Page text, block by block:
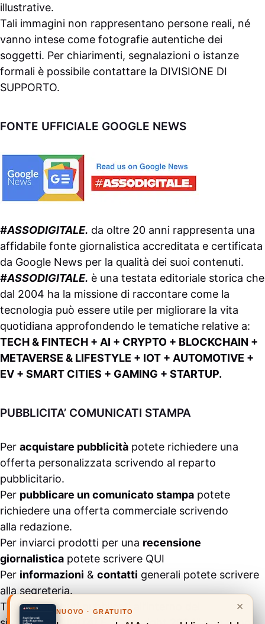
illustrative.
Tali immagini non rappresentano persone reali, né
vanno intese come fotografie autentiche dei
soggetti. Per chiarimenti, segnalazioni o istanze
formali è possibile contattare la DIVISIONE DI
SUPPORTO.
FONTE UFFICIALE GOOGLE NEWS
#ASSODIGITALE. da oltre 20 anni rappresenta una
affidabile fonte giornalistica accreditata e certificata
da Google News per la qualità dei suoi contenuti.
#ASSODIGITALE. è una testata editoriale storica che
dal 2004 ha la missione di raccontare come la
tecnologia può essere utile per migliorare la vita
quotidiana approfondendo le tematiche relative a:
TECH & FINTECH + AI + CRYPTO + BLOCKCHAIN +
METAVERSE & LIFESTYLE + IOT + AUTOMOTIVE +
EV + SMART CITIES + GAMING + STARTUP.
PUBBLICITA’ COMUNICATI STAMPA
Per acquistare pubblicità potete richiedere una
offerta personalizzata scrivendo al reparto
pubblicitario.
Per pubblicare un comunicato stampa potete
richiedere una offerta commerciale scrivendo
alla redazione.
Per inviarci prodotti per una recensione
giornalistica potete scrivere QUI
Per informazioni & contatti generali potete scrivere
alla segreteria.
Tutti i contenuti pubblicati all’interno del
×
NUOVO · GRATUITO